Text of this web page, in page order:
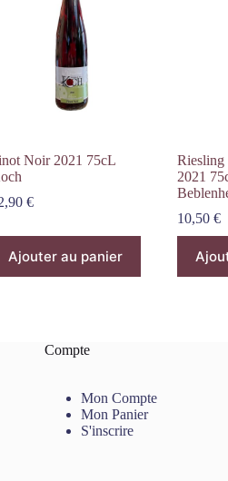
Noir 2021 75cL
€
Ajouter au panier
Riesling
2021
10,50€
Compte
Mon Compte
Mon Panier
S'inscrire